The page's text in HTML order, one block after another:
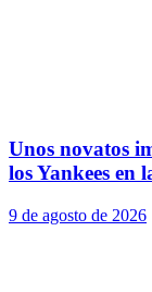
Unos novatos
los Yankees en
9 de agosto de 2026